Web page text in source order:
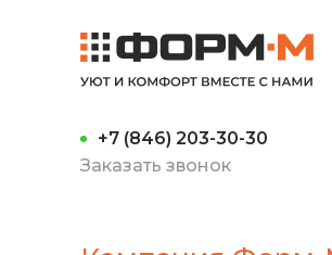
+7 (846) 203-30-30
Заказать звонок